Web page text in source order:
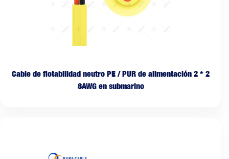
Cable de flotabilidad neutro PE / PUR de alimentación 2 * 2
8AWG en submarino